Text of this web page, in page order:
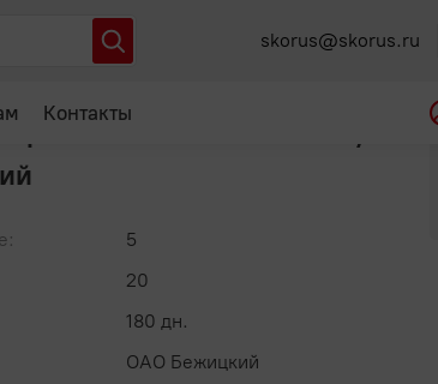
skorus@skorus.ru
Контакты
"Слана сливочная" /
5
20
180 дн.
ОАО Бежицкий